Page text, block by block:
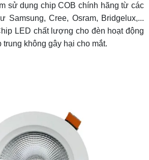
sử dụng chip COB chính hãng từ các
Samsung, Cree, Osram, Bridgelux,...
LED chất lượng cho đèn hoạt động
trung không gây hại cho mắt.